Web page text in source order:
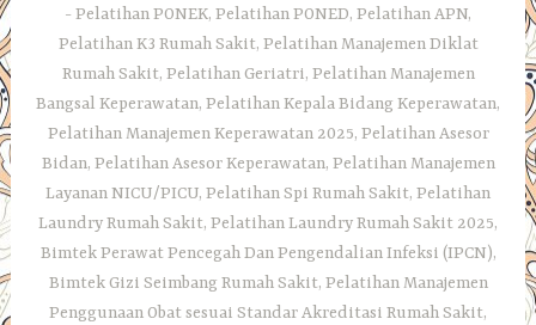
Pelatihan PONEK, Pelatihan PONED, Pelatihan APN,
Pelatihan K3 Rumah Sakit, Pelatihan Manajemen Diklat
Rumah Sakit, Pelatihan Geriatri, Pelatihan Manajemen
Bangsal Keperawatan, Pelatihan Kepala Bidang Keperawatan,
Pelatihan Manajemen Keperawatan 2025, Pelatihan Asesor
Bidan, Pelatihan Asesor Keperawatan, Pelatihan Manajemen
Layanan NICU/PICU, Pelatihan Spi Rumah Sakit, Pelatihan
Laundry Rumah Sakit, Pelatihan Laundry Rumah Sakit 2025,
Bimtek Perawat Pencegah Dan Pengendalian Infeksi (IPCN),
Bimtek Gizi Seimbang Rumah Sakit, Pelatihan Manajemen
Penggunaan Obat sesuai Standar Akreditasi Rumah Sakit,